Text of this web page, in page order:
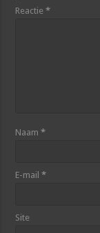
Reactie*
Naam*
E-mail*
Site